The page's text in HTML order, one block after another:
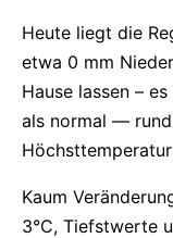
Heute liegt die
etwa 0 mm
Hause lassen –
als normal —
Kaum
3°C, Tiefstwerte